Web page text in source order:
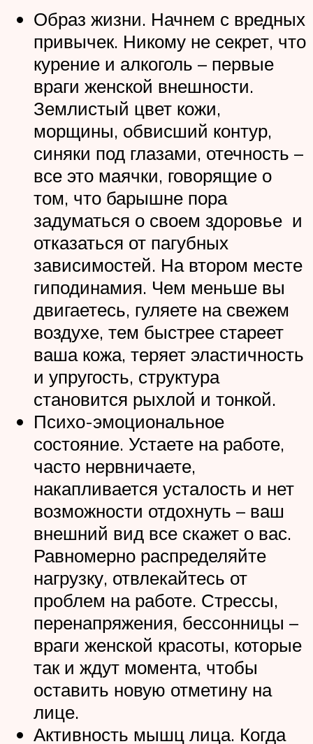
Образ жизни. Начнем с вредных
привычек. Никому не секрет, что
курение и алкоголь – первые
враги женской внешности.
Землистый цвет кожи,
морщины, обвисший контур,
синяки под глазами, отечность –
все это маячки, говорящие о
том, что барышне пора
задуматься о своем здоровье и
отказаться от пагубных
зависимостей. На втором месте
гиподинамия. Чем меньше вы
двигаетесь, гуляете на свежем
воздухе, тем быстрее стареет
ваша кожа, теряет эластичность
и упругость, структура
становится рыхлой и тонкой.
Психо-эмоциональное
состояние. Устаете на работе,
часто нервничаете,
накапливается усталость и нет
возможности отдохнуть – ваш
внешний вид все скажет о вас.
Равномерно распределяйте
нагрузку, отвлекайтесь от
проблем на работе. Стрессы,
перенапряжения, бессонницы –
враги женской красоты, которые
так и ждут момента, чтобы
оставить новую отметину на
лице.
Активность мышц лица. Когда